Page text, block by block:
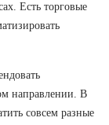
Есть торговые
направлении. В
совсем разные